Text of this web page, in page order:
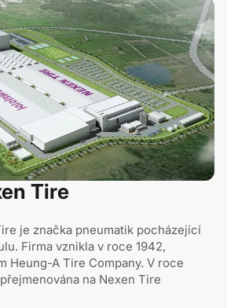
Tire
je značka pneumatik pocházející
Firma vznikla v roce 1942,
Heung-A Tire Company. V roce
na Nexen Tire